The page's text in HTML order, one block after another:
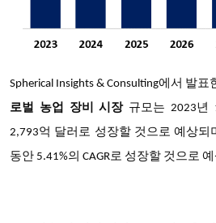
Spherical Insights & Consulting에서 발
로벌 농업 장비 시장규모는 2023년
2,793억 달러로 성장할 것으로 예상되
동안 5.41%의 CAGR로 성장할 것으로